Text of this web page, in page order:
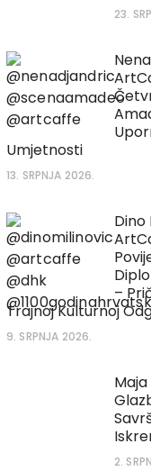
23.
Umjetnosti
13. SRPNJA 2026.
Dino
–
Trajnoj Kulturnoj
9. SRPNJA 2026.
Maja
2.